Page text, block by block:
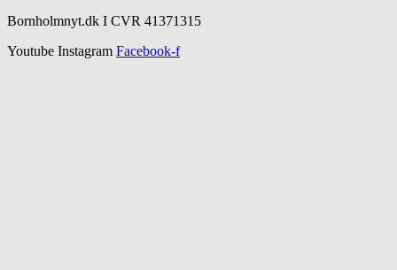
Bornholmnyt.dk I CVR 41371315
Youtube Instagram Facebook-f